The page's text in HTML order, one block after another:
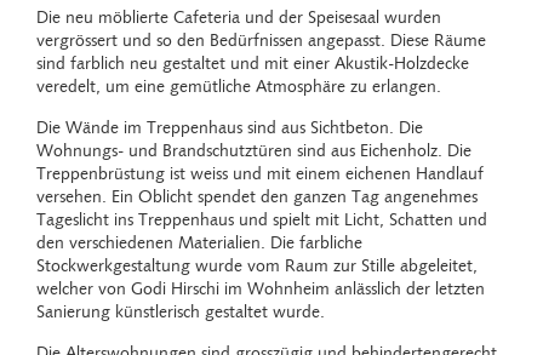
Die neu möblierte Cafeteria und der Speisesaal wurden
vergrössert und so den Bedürfnissen angepasst. Diese Räume
sind farblich neu gestaltet und mit einer Akustik-Holzdecke
veredelt, um eine gemütliche Atmosphäre zu erlangen.
Die Wände im Treppenhaus sind aus Sichtbeton. Die
Wohnungs- und Brandschutz­türen sind aus Eichenholz. Die
Treppenbrüstung ist weiss und mit einem eichenen Handlauf
versehen. Ein Oblicht spendet den ganzen Tag angenehmes
Tageslicht ins Treppenhaus und spielt mit Licht, Schatten und
den verschiedenen Materialien. Die farbliche
Stockwerkgestaltung wurde vom Raum zur Stille abgeleitet,
welcher von Godi Hirschi im Wohnheim anlässlich der letzten
Sanierung künstlerisch gestaltet wurde.